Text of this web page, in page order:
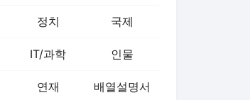
정치 국제
IT/과학 인물
연재 배열설명서